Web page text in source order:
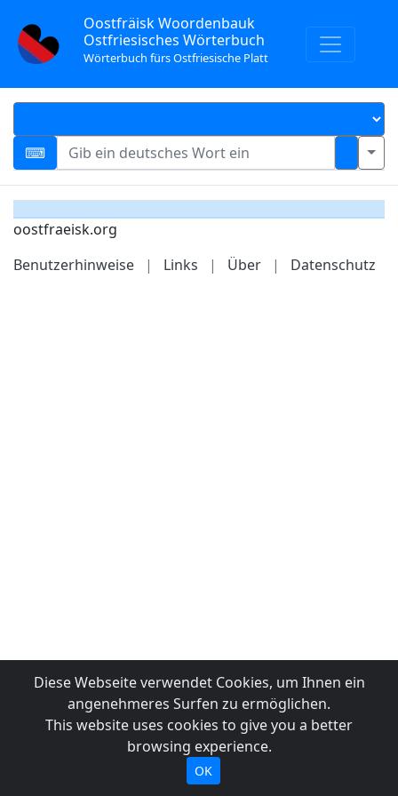
Oostfräisk Woordenbauk
Ostfriesisches Wörterbuch
Wörterbuch fürs Ostfriesische Platt
oostfraeisk.org
Benutzerhinweise
| Links | Über | Datenschutz
Diese Webseite verwendet Cookies, um Ihnen ein
angenehmeres Surfen zu ermöglichen.
This website uses cookies to give you a better
browsing experience.
OK